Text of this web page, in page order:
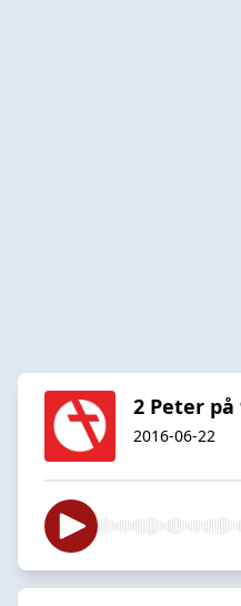
2 Peter
2016-06-22